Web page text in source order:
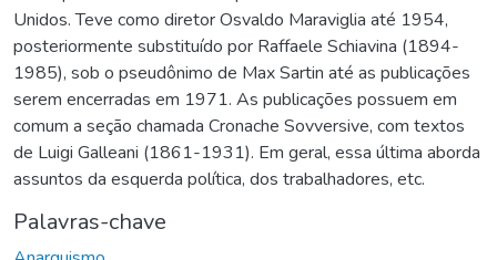
Unidos. Teve como diretor Osvaldo Maraviglia até 1954,
posteriormente substituído por Raffaele Schiavina (1894-
1985), sob o pseudônimo de Max Sartin até as publicações
serem encerradas em 1971. As publicações possuem em
comum a seção chamada Cronache Sovversive, com textos
de Luigi Galleani (1861-1931). Em geral, essa última aborda
assuntos da esquerda política, dos trabalhadores, etc.
Palavras-chave